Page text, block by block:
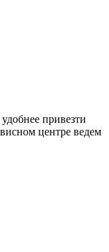
привезти
центре ведем